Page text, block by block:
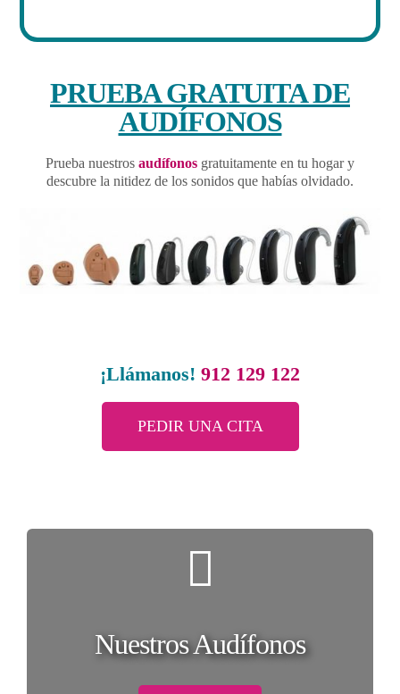
PRUEBA GRATUITA DE
AUDÍFONOS
Prueba nuestros audífonos gratuitamente en tu hogar y
descubre la nitidez de los sonidos que habías olvidado.
¡Llámanos! 912 129 122
PEDIR UNA CITA
Nuestros Audífonos